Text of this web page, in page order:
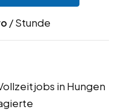
/ Stunde
in Hungen